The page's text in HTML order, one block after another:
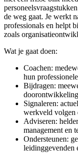
de weg gaat. Je werkt
professionals en helpt
zoals
Wat je gaat doen:
Coachen:
hun
Bijdragen:
Signaleren:
werkveld volgen
Adviseren:
management en
Ondersteunen:
leidinggevenden